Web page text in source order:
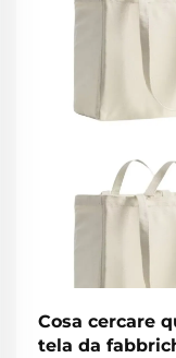
Cosa cercare
tela da